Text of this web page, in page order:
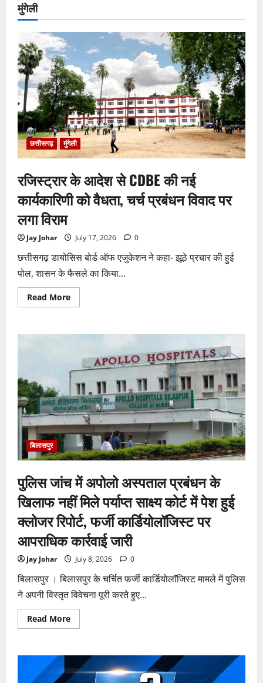
मुंगेली
छत्तीसगढ़ मुंगेली
रजिस्ट्रार के आदेश से CDBE की नई
कार्यकारिणी को वैधता, चर्च प्रबंधन विवाद पर
लगा विराम
Jay Johar July 17, 2026 0
छत्तीसगढ़ डायोसिस बोर्ड ऑफ एजुकेशन ने कहा- झूठे प्रचार की हुई
पोल, शासन के फैसले का किया...
Read MoreRead
more
आदेश
नई
कार्यकारिणी
को
वैधता,
चर्च
प्रबंधन
विवाद
पर
लगा
विराम
बिलासपुर
पुलिस जांच में अपोलो अस्पताल प्रबंधन के
खिलाफ नहीं मिले पर्याप्त साक्ष्य कोर्ट में पेश हुई
क्लोजर रिपोर्ट, फर्जी कार्डियोलॉजिस्ट पर
आपराधिक कार्रवाई जारी
Jay Johar July 8, 2026 0
बिलासपुर । बिलासपुर के चर्चित फर्जी कार्डियोलॉजिस्ट मामले में पुलिस
ने अपनी विस्तृत विवेचना पूरी करते हुए...
Read MoreRead
more
में
अपोलो
अस्पताल